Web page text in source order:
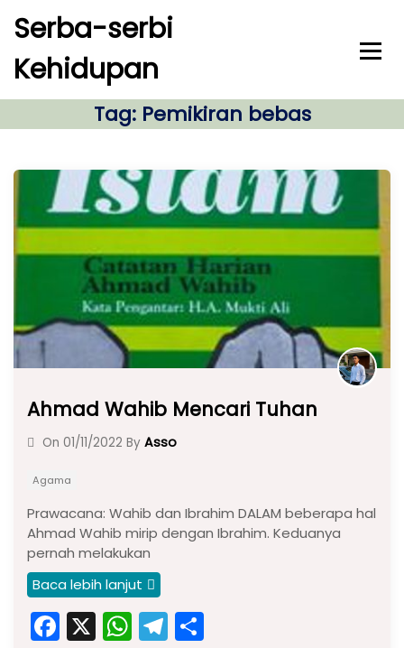
c
Serba-serbi
Kehidupan
Tag: Pemikiran bebas
Ahmad Wahib Mencari Tuhan
On 01/11/2022 By Asso
Agama
Prawacana: Wahib dan Ibrahim DALAM beberapa hal
Ahmad Wahib mirip dengan Ibrahim. Keduanya
pernah melakukan
Baca lebih lanjut
F X W T